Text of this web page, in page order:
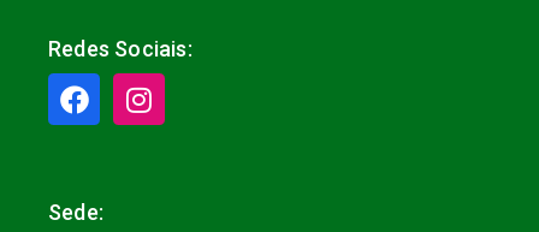
Redes Sociais:
Sede: